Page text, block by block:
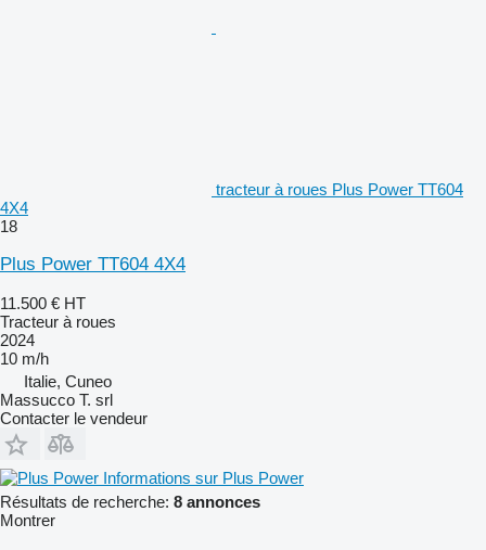
tracteur à roues Plus Power TT604
4X4
18
Plus Power TT604 4X4
11.500 € HT
Tracteur à roues
2024
10 m/h
Italie, Cuneo
Massucco T. srl
Contacter le vendeur
Informations sur Plus Power
Résultats de recherche: 8 annonces
Montrer